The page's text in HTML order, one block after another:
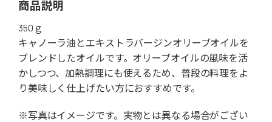
商品説明
350ｇ
キャノーラ油とエキストラバージンオリーブオイルを
ブレンドしたオイルです。オリーブオイルの風味を活
かしつつ、加熱調理にも使えるため、普段の料理をよ
り美味しく仕上げたい方におすすめです。
※写真はイメージです。実物とは異なる場合がござい